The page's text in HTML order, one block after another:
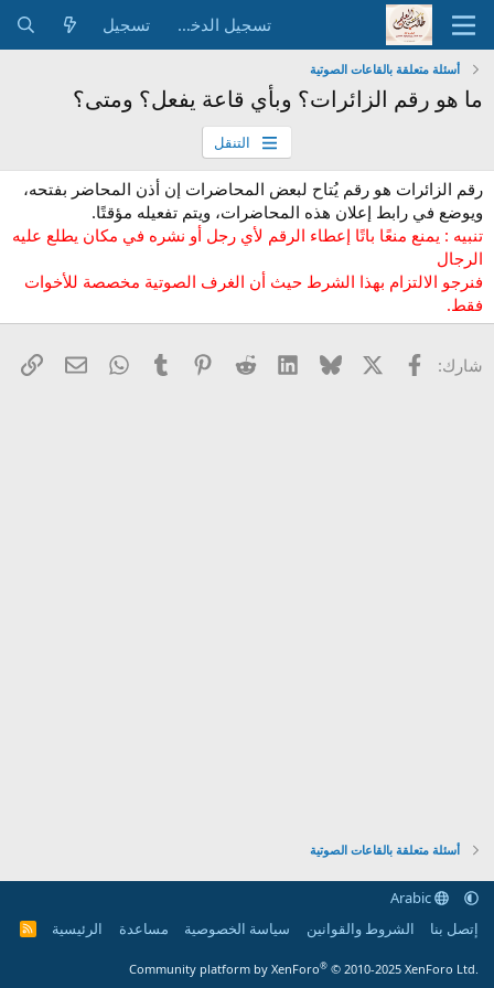
تسجيل الدخول تسجيل
أسئلة متعلقة بالقاعات الصوتية
ما هو رقم الزائرات؟ وبأي قاعة يفعل؟ ومتى؟
التنقل
رقم الزائرات هو رقم يُتاح لبعض المحاضرات إن أذن المحاضر بفتحه،
ويوضع في رابط إعلان هذه المحاضرات، ويتم تفعيله مؤقتًا.
تنبيه : يمنع منعًا باتًا إعطاء الرقم لأي رجل أو نشره في مكان يطلع عليه
الرجال
فنرجو الالتزام بهذا الشرط حيث أن الغرف الصوتية مخصصة للأخوات
فقط.
شارك: فيسبوك Bluesky
LinkedIn
Reddit
Pinterest
Tumblr
WhatsApp
البريد
أسئلة متعلقة بالقاعات الصوتية
Arabic
إتصل بنا
الشروط والقوانين سياسة الخصوصية مساعدة الرئيسية
R
Community platform by XenForo® © 2010-2025 XenForo Ltd.